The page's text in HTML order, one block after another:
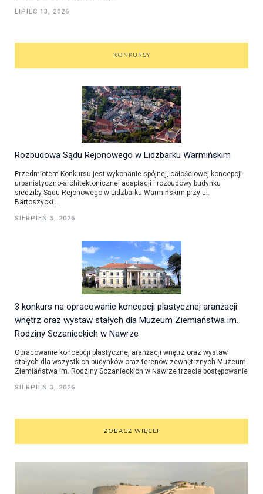
LIPIEC 13, 2026
KONKURSY
Rozbudowa Sądu Rejonowego w Lidzbarku Warmińskim
Przedmiotem Konkursu jest wykonanie spójnej, całościowej koncepcji
urbanistyczno-architektonicznej adaptacji i rozbudowy budynku
siedziby Sądu Rejonowego w Lidzbarku Warmińskim przy ul.
Bartoszycki...
SIERPIEŃ 3, 2026
3 konkurs na opracowanie koncepcji plastycznej aranżacji
wnętrz oraz wystaw stałych dla Muzeum Ziemiaństwa im.
Rodziny Sczanieckich w Nawrze
Opracowanie koncepcji plastycznej aranżacji wnętrz oraz wystaw
stałych dla wszystkich budynków oraz terenów zewnętrznych Muzeum
Ziemiaństwa im. Rodziny Sczanieckich w Nawrze trzecie postępowanie
SIERPIEŃ 3, 2026
ZOBACZ WIĘCEJ